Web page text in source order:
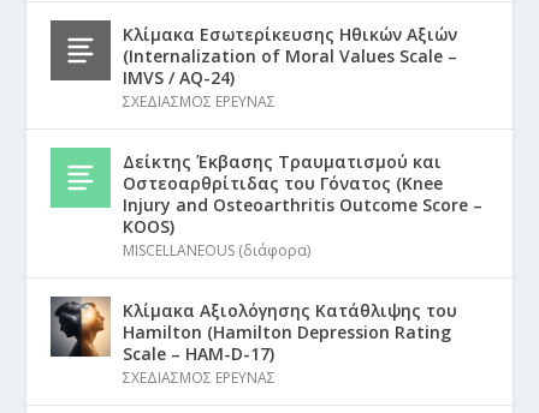
Κλίμακα Εσωτερίκευσης Ηθικών Αξιών
(Internalization of Moral Values Scale –
IMVS / AQ-24)
ΣΧΕΔΙΑΣΜΟΣ ΕΡΕΥΝΑΣ
Δείκτης Έκβασης Τραυματισμού και
Οστεοαρθρίτιδας του Γόνατος (Knee
Injury and Osteoarthritis Outcome Score –
KOOS)
MISCELLANEOUS (διάφορα)
Κλίμακα Αξιολόγησης Κατάθλιψης του
Hamilton (Hamilton Depression Rating
Scale – HAM-D-17)
ΣΧΕΔΙΑΣΜΟΣ ΕΡΕΥΝΑΣ